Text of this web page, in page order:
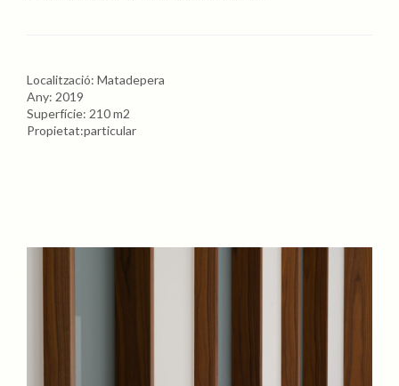
Localització: Matadepera
Any: 2019
Superfície: 210 m2
Propietat:particular